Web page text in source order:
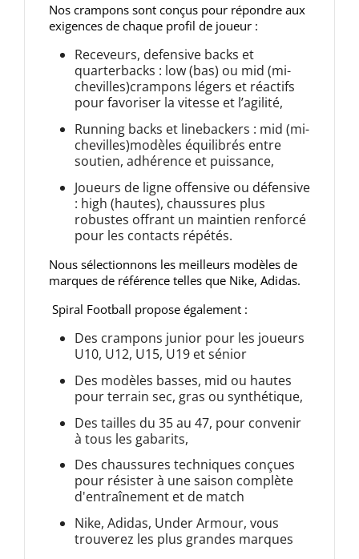
Nos crampons sont conçus pour répondre aux
exigences de chaque profil de joueur :
Receveurs, defensive backs et
quarterbacks : low (bas) ou mid (mi-
chevilles)crampons légers et réactifs
pour favoriser la vitesse et l’agilité,
Running backs et linebackers : mid (mi-
chevilles)modèles équilibrés entre
soutien, adhérence et puissance,
Joueurs de ligne offensive ou défensive
: high (hautes), chaussures plus
robustes offrant un maintien renforcé
pour les contacts répétés.
Nous sélectionnons les meilleurs modèles de
marques de référence telles que Nike, Adidas.
Spiral Football propose également :
Des crampons junior pour les joueurs
U10, U12, U15, U19 et sénior
Des modèles basses, mid ou hautes
pour terrain sec, gras ou synthétique,
Des tailles du 35 au 47, pour convenir
à tous les gabarits,
Des chaussures techniques conçues
pour résister à une saison complète
d'entraînement et de match
Nike, Adidas, Under Armour, vous
trouverez les plus grandes marques